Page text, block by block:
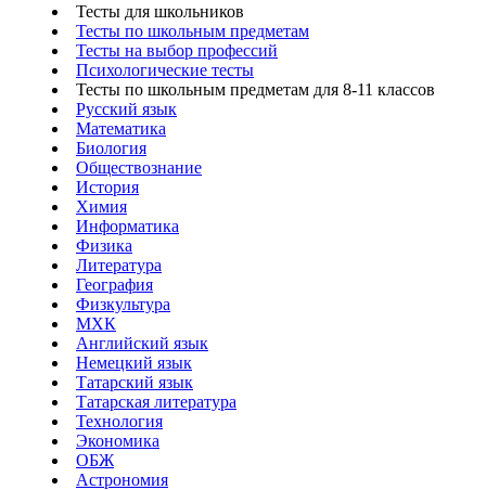
Тесты для школьников
Тесты по школьным предметам
Тесты на выбор профессий
Психологические тесты
Тесты по школьным предметам для 8-11 классов
Русский язык
Математика
Биология
Обществознание
История
Химия
Информатика
Физика
Литература
География
Физкультура
МХК
Английский язык
Немецкий язык
Татарский язык
Татарская литература
Технология
Экономика
ОБЖ
Астрономия